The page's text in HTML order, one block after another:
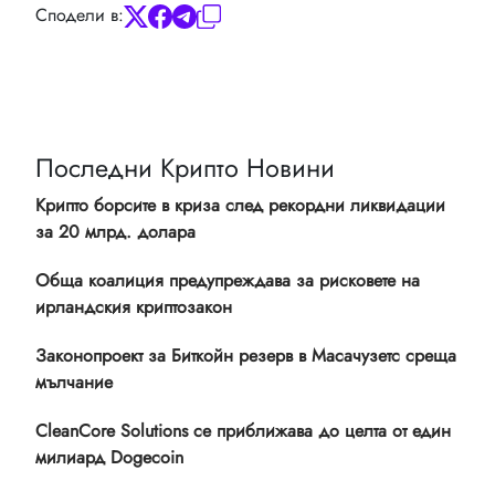
Сподели в:
Последни Крипто Новини
Крипто борсите в криза след рекордни ликвидации
за 20 млрд. долара
Обща коалиция предупреждава за рисковете на
ирландския криптозакон
Законопроект за Биткойн резерв в Масачузетс среща
мълчание
CleanCore Solutions се приближава до целта от един
милиард Dogecoin